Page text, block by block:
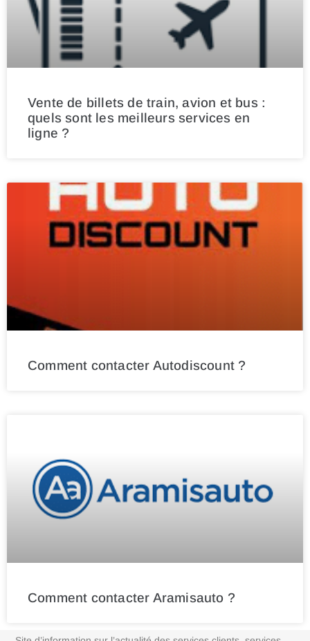
Vente de billets de train, avion et bus :
quels sont les meilleurs services en
ligne ?
Comment contacter Autodiscount ?
Comment contacter Aramisauto ?